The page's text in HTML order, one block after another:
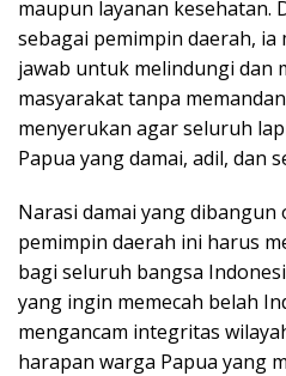
maupun layanan kesehatan.
sebagai pemimpin daerah,
jawab untuk melindungi dan
masyarakat tanpa
menyerukan agar seluruh
Papua yang damai, adil, dan
Narasi damai yang
pemimpin daerah ini harus
bagi seluruh bangsa
yang ingin memecah belah
mengancam integritas
harapan warga Papua yang